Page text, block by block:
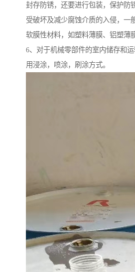
封存防锈，还要进行包装，保护防
受破坏及减少腐蚀介质的入侵，一
软膜性材料，如塑料薄膜、铝塑薄
6、对于机械零部件的室内储存和
用浸涂，喷涂，刷涂方式。